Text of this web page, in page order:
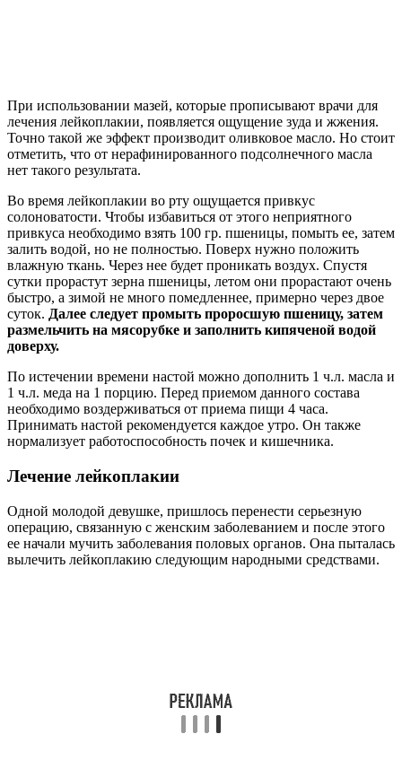
При использовании мазей, которые прописывают врачи для
лечения лейкоплакии, появляется ощущение зуда и жжения.
Точно такой же эффект производит оливковое масло. Но стоит
отметить, что от нерафинированного подсолнечного масла
нет такого результата.
Во время лейкоплакии во рту ощущается привкус
солоноватости. Чтобы избавиться от этого неприятного
привкуса необходимо взять 100 гр. пшеницы, помыть ее, затем
залить водой, но не полностью. Поверх нужно положить
влажную ткань. Через нее будет проникать воздух. Спустя
сутки прорастут зерна пшеницы, летом они прорастают очень
быстро, а зимой не много помедленнее, примерно через двое
суток. Далее следует промыть проросшую пшеницу, затем
размельчить на мясорубке и заполнить кипяченой водой
доверху.
По истечении времени настой можно дополнить 1 ч.л. масла и
1 ч.л. меда на 1 порцию. Перед приемом данного состава
необходимо воздерживаться от приема пищи 4 часа.
Принимать настой рекомендуется каждое утро. Он также
нормализует работоспособность почек и кишечника.
Лечение лейкоплакии
Одной молодой девушке, пришлось перенести серьезную
операцию, связанную с женским заболеванием и после этого
ее начали мучить заболевания половых органов. Она пыталась
вылечить лейкоплакию следующим народными средствами.